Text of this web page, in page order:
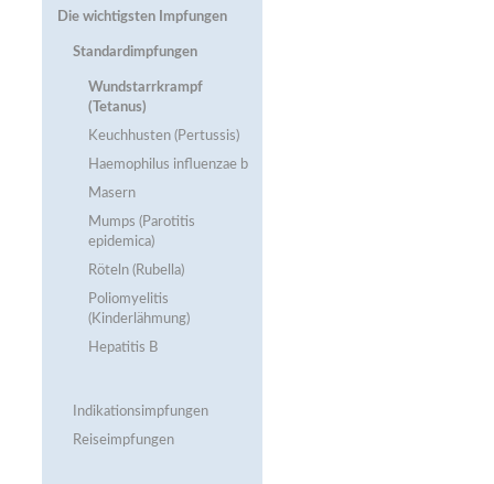
Die wichtigsten Impfungen
Standardimpfungen
Wundstarrkrampf
(Tetanus)
Keuchhusten (Pertussis)
Haemophilus influenzae b
Masern
Mumps (Parotitis
epidemica)
Röteln (Rubella)
Poliomyelitis
(Kinderlähmung)
Hepatitis B
Indikationsimpfungen
Reiseimpfungen